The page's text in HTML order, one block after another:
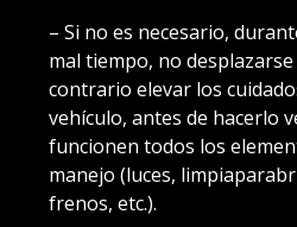
– Si no es necesario,
mal tiempo, no
contrario elevar los
vehículo, antes de hacerlo
funcionen todos los
manejo (luces,
frenos, etc.).